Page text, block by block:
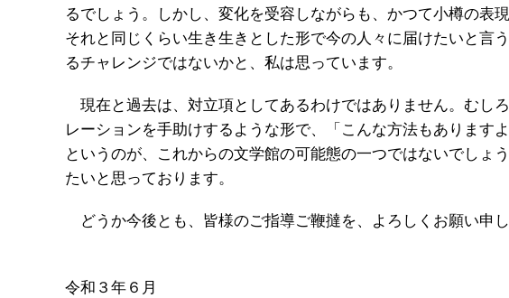
るでしょう。しかし、変化を受容しながらも、かつて小樽の表
それと同じくらい生き生きとした形で今の人々に届けたいと言
るチャレンジではないかと、私は思っています。
現在と過去は、対立項としてあるわけではありません。むし
レーションを手助けするような形で、「こんな方法もあります
というのが、これからの文学館の可能態の一つではないでしょ
たいと思っております。
どうか今後とも、皆様のご指導ご鞭撻を、よろしくお願い申し
令和３年６月